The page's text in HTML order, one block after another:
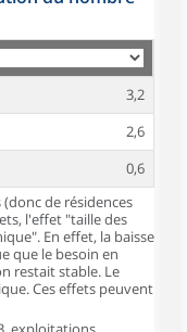
3,2
2,6
0,6
de résidences
l'effet "taille des
En effet, la baisse
que le besoin en
restait stable. Le
Ces effets peuvent